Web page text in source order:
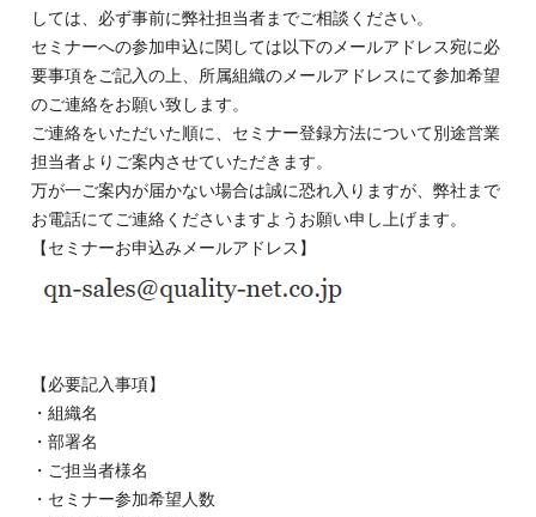
しては、必ず事前に弊社担当者までご相談ください。
セミナーへの参加申込に関しては以下のメールアドレス宛に必
要事項をご記入の上、所属組織のメールアドレスにて参加希望
のご連絡をお願い致します。
ご連絡をいただいた順に、セミナー登録方法について別途営業
担当者よりご案内させていただきます。
万が一ご案内が届かない場合は誠に恐れ入りますが、弊社まで
お電話にてご連絡くださいますようお願い申し上げます。
【セミナーお申込みメールアドレス】
【必要記入事項】
・組織名
・部署名
・ご担当者様名
・セミナー参加希望人数